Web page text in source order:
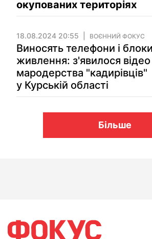
окупованих територіях
18.08.2024 20:55 ВОЄННИЙ ФОКУС
Виносять телефони і блоки
живлення: з'явилося відео
мародерства "кадирівців"
у Курській області
Більше